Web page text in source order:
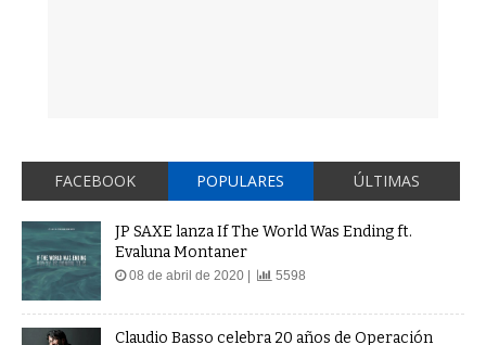
FACEBOOK POPULARES ÚLTIMAS
JP SAXE lanza If The World Was Ending ft.
Evaluna Montaner
08 de abril de 2020 | 5598
Claudio Basso celebra 20 años de Operación